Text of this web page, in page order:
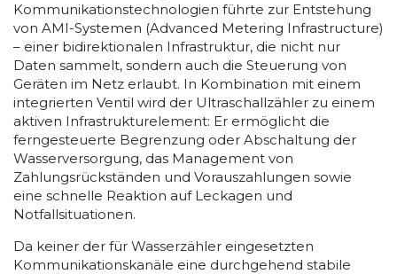
Kommunikationstechnologien führte zur Entstehung
von AMI-Systemen (Advanced Metering Infrastructure)
– einer bidirektionalen Infrastruktur, die nicht nur
Daten sammelt, sondern auch die Steuerung von
Geräten im Netz erlaubt. In Kombination mit einem
integrierten Ventil wird der Ultraschallzähler zu einem
aktiven Infrastrukturelement: Er ermöglicht die
ferngesteuerte Begrenzung oder Abschaltung der
Wasserversorgung, das Management von
Zahlungsrückständen und Vorauszahlungen sowie
eine schnelle Reaktion auf Leckagen und
Notfallsituationen.
Da keiner der für Wasserzähler eingesetzten
Kommunikationskanäle eine durchgehend stabile